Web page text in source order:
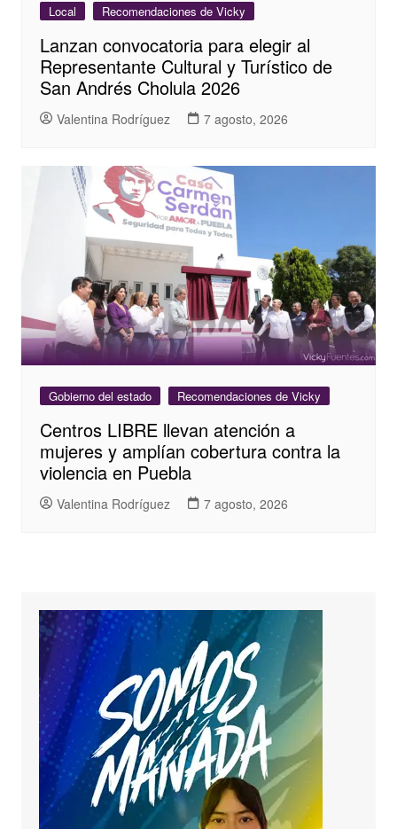
Local Recomendaciones de Vicky
Lanzan convocatoria para elegir al
Representante Cultural y Turístico de
San Andrés Cholula 2026
Valentina Rodríguez 7 agosto, 2026
Gobierno del estado Recomendaciones de Vicky
Centros LIBRE llevan atención a
mujeres y amplían cobertura contra la
violencia en Puebla
Valentina Rodríguez 7 agosto, 2026